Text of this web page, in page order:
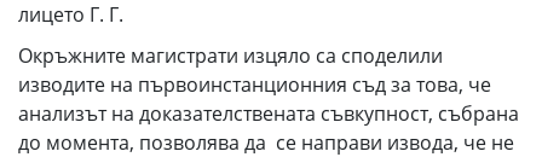
лицето Г. Г.
Окръжните магистрати изцяло са споделили
изводите на първоинстанционния съд за това, че
анализът на доказателствената съвкупност, събрана
до момента, позволява да се направи извода, че не